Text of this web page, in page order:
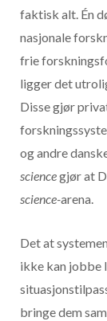
faktisk alt. Én
nasjonale
frie
ligger det
Disse gjør
og andre
sciencegjør at
science-arena.
Det at
ikke kan jobbe
bringe dem